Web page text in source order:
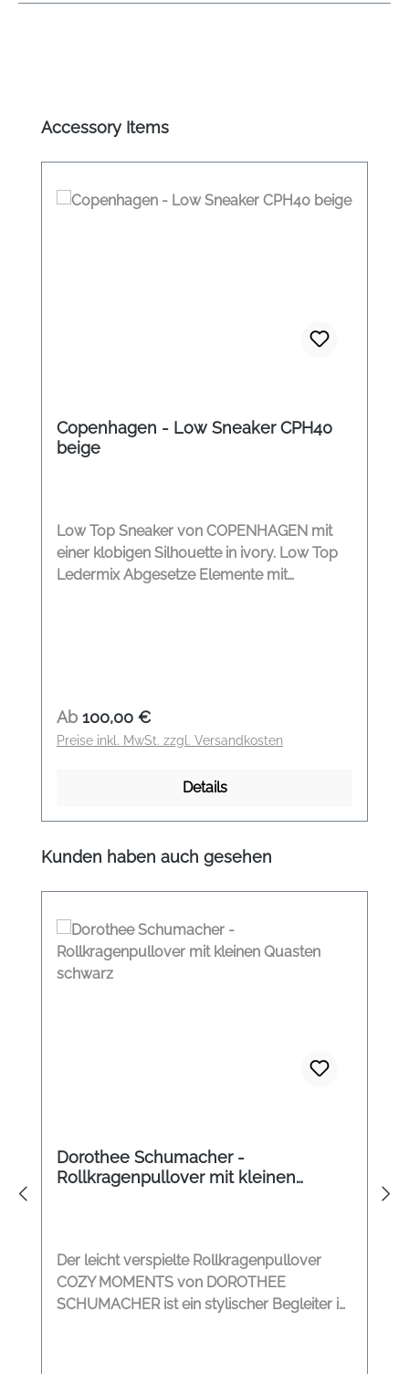
Produktgalerie überspringen
Accessory Items
Copenhagen - Low Sneaker CPH40
beige
Low Top Sneaker von COPENHAGEN mit
einer klobigen Silhouette in ivory. Low Top
Ledermix Abgesetze Elemente mit
flexible Sohle Modelname: CPH40 Farbe:
ivory Material: 100% Leder, Schnürsenkel
100% Baumwolle
Regulärer Preis:
Ab 100,00 €
Preise inkl. MwSt. zzgl. Versandkosten
Details
Produktgalerie überspringen
Kunden haben auch gesehen
Dorothee Schumacher -
Rollkragenpullover mit kleinen
Der leicht verspielte Rollkragenpullover
COZY MOMENTS von DOROTHEE
SCHUMACHER ist ein stylischer Begleiter in